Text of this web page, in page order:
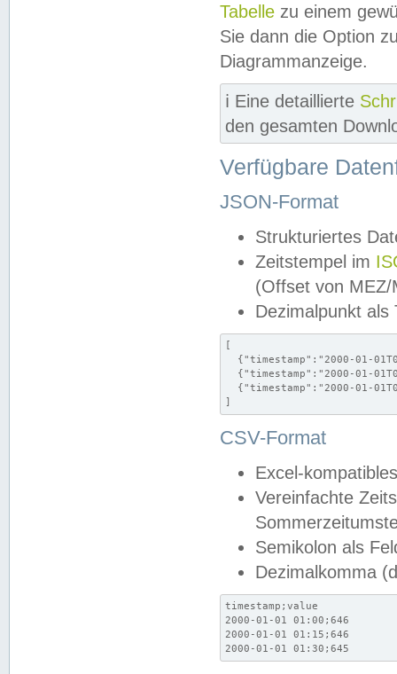
Tabelle zu einem
Sie dann die Option
Diagrammanzeige.
ℹ️ Eine detaillierte
den gesamten
Verfügbare
JSON-Format
Strukturiertes
Zeitstempel im
(Offset von MEZ/
Dezimalpunkt als
[
{"timestamp":"2000-01-
{"timestamp":"2000-01-
{"timestamp":"2000-01-
]
CSV-Format
Excel-
Vereinfachte
Semikolon als
Dezimalkomma
timestamp;value
2000-01-01 01:00;646
2000-01-01 01:15;646
2000-01-01 01:30;645